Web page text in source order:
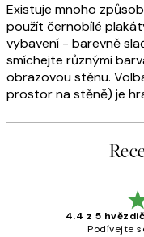
Existuje mnoho
použít černobílé
vybavení - barevně
smíchejte různými
obrazovou stěnu.
prostor na stěně) je
4.4 z 5
Podívejte